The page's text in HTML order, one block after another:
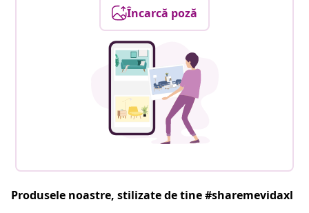
Încarcă poză
Produsele noastre, stilizate de tine #sharemevidaxl